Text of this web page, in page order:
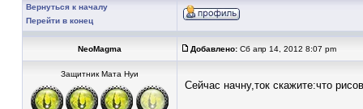
Вернуться к началу
Перейти в конец
NeoMagma Добавлено: Сб апр 14, 2012 8:07 pm
Защитник Мата Нуи
Сейчас начну,ток скажите:что